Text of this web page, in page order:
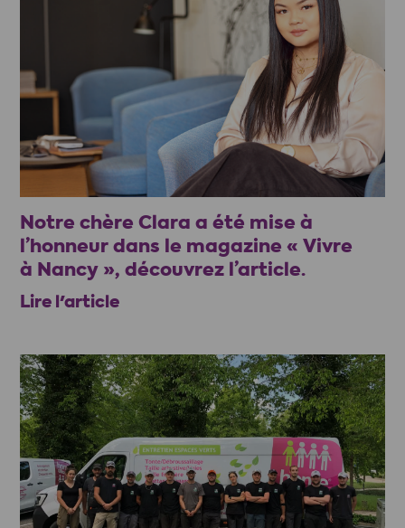
Notre chère Clara a été mise à
l’honneur dans le magazine « Vivre
à Nancy », découvrez l’article.
Lire l'article